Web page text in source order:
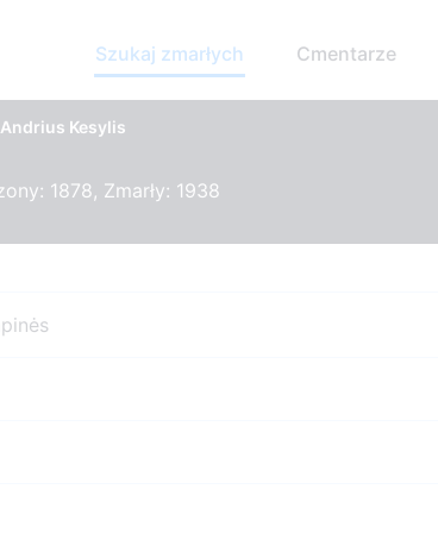
Szukaj zmarłych Cmentarze
Andrius Kesylis
1878, Zmarły: 1938